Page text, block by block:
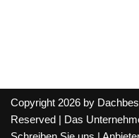
Copyright 2026 by
Reserved |
Das